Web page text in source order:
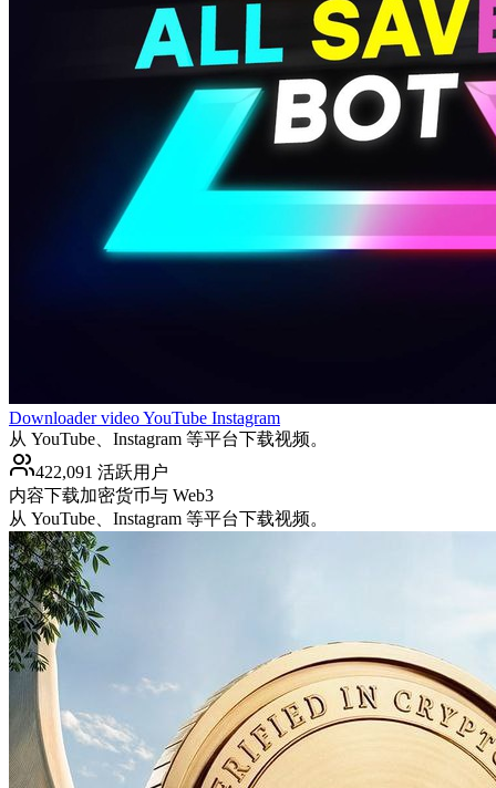
Downloader video YouTube Instagram
从 YouTube、Instagram 等平台下载视频。
422,091 活跃用户
内容下载加密货币与 Web3
从 YouTube、Instagram 等平台下载视频。